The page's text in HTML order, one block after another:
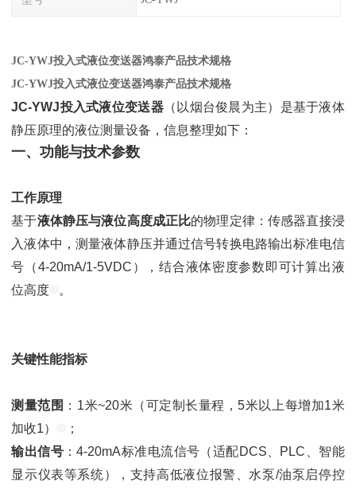
JC-YWJ投入式液位变送器鸿泰产品技术规格
JC-YWJ投入式液位变送器鸿泰产品技术规格
JC-YWJ投入式液位变送器（以烟台俊晨为主）是基于液体
静压原理的液位测量设备，信息整理如下：
一、功能与技术参数
工作原理
基于液体静压与液位高度成正比的物理定律：传感器直接浸
入液体中，测量液体静压并通过信号转换电路输出标准电信
号（4-20mA/1-5VDC），结合液体密度参数即可计算出液
位高度
。
关键性能指标
测量范围 ：1米~20米（可定制长量程，5米以上每增加1米
加收1）
；
输出信号 ：4-20mA标准电流信号（适配DCS、PLC、智能
显示仪表等系统），支持高低液位报警、水泵/油泵启停控